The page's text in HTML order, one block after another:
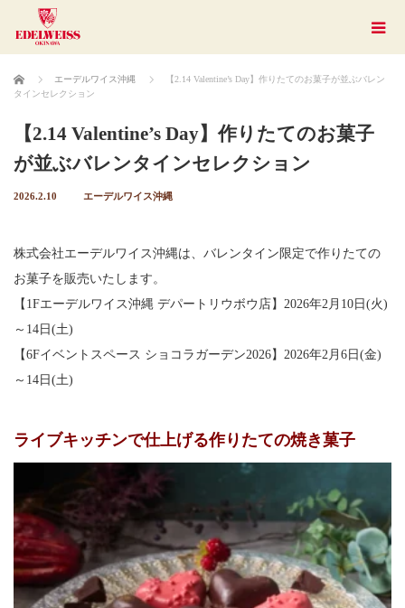
ホーム エーデルワイス沖縄
【2.14 Valentine’s Day】作りたてのお菓子が並ぶバレン
タインセレクション
【2.14 Valentine’s Day】作りたてのお菓子
が並ぶバレンタインセレクション
2026.2.10 エーデルワイス沖縄
株式会社エーデルワイス沖縄は、バレンタイン限定で作りたての
お菓子を販売いたします。
【1Fエーデルワイス沖縄 デパートリウボウ店】2026年2月10日(火)
～14日(土)
【6Fイベントスペース ショコラガーデン2026】2026年2月6日(金)
～14日(土)
ライブキッチンで仕上げる作りたての焼き菓子